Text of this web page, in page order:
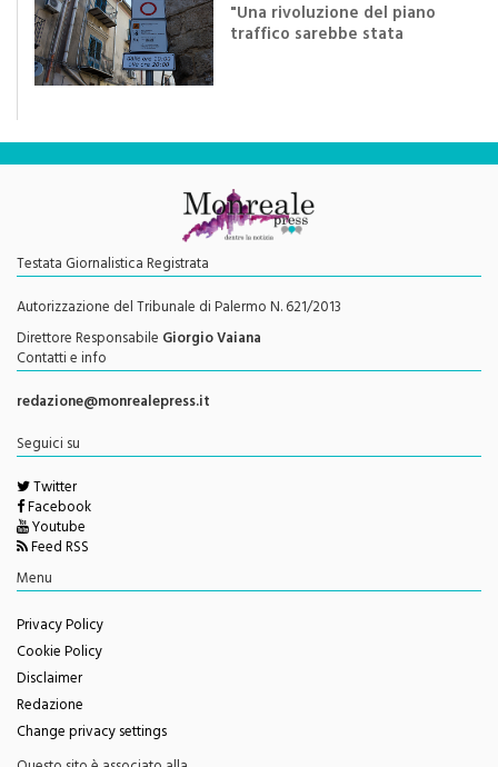
diRedazione
"Una rivoluzione del piano
Testata Giornalistica Registrata
Autorizzazione del Tribunale di Palermo N. 621/2013
Direttore ResponsabileGiorgio Vaiana
Contatti e info
redazione@monrealepress.it
Seguici su
Twitter
Facebook
Youtube
Feed RSS
Privacy Policy
Cookie Policy
Disclaimer
Redazione